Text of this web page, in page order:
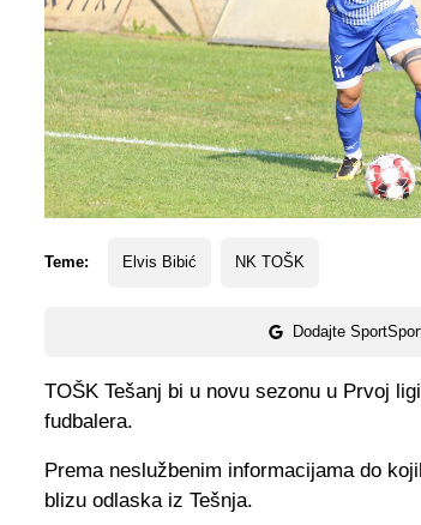
Teme: Elvis Bibić NK TOŠK
Dodajte
TOŠK Tešanj bi u novu sezonu u Prvoj
fudbalera.
Prema neslužbenim informacijama do
blizu odlaska iz Tešnja.